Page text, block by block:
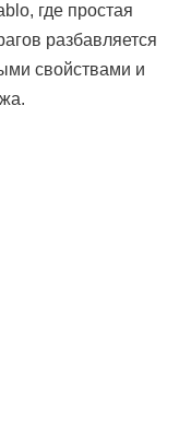
где простая
разбавляется
свойствами и